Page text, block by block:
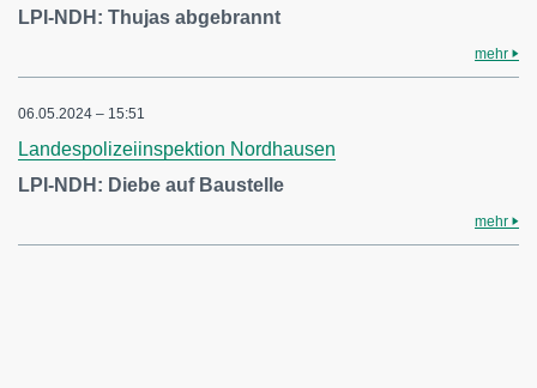
LPI-NDH: Thujas abgebrannt
mehr
06.05.2024 – 15:51
Landespolizeiinspektion Nordhausen
LPI-NDH: Diebe auf Baustelle
mehr